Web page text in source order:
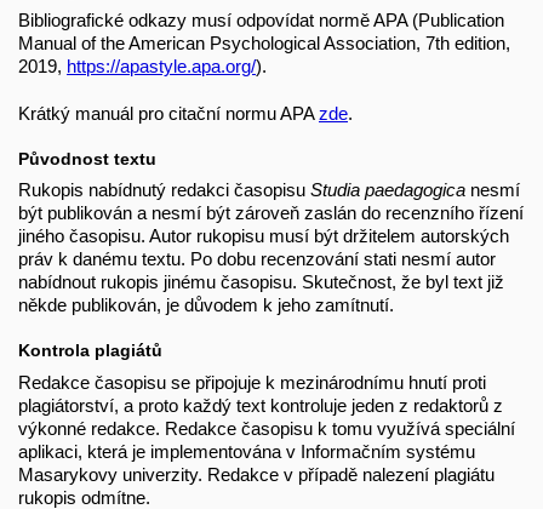
Bibliografické odkazy musí odpovídat normě APA (Publication
Manual of the American Psychological Association, 7th edition,
2019, https://apastyle.apa.org/).
Krátký manuál pro citační normu APAzde.
Původnost textu
Rukopis nabídnutý redakci časopisu Studia paedagogica nesmí
být publikován a nesmí být zároveň zaslán do recenzního řízení
jiného časopisu. Autor rukopisu musí být držitelem autorských
práv k danému textu. Po dobu recenzování stati nesmí autor
nabídnout rukopis jinému časopisu. Skutečnost, že byl text již
někde publikován, je důvodem k jeho zamítnutí.
Kontrola plagiátů
Redakce časopisu se připojuje k mezinárodnímu hnutí proti
plagiátorství, a proto každý text kontroluje jeden z redaktorů z
výkonné redakce. Redakce časopisu k tomu využívá speciální
aplikaci, která je implementována v Informačním systému
Masarykovy univerzity. Redakce v případě nalezení plagiátu
rukopis odmítne.